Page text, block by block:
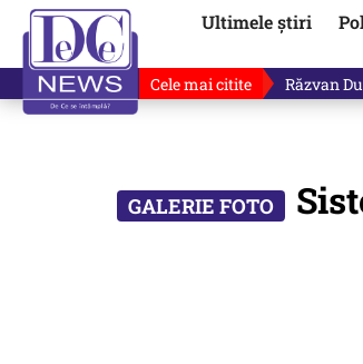
Ultimele știri
Cele mai citite „Dacă